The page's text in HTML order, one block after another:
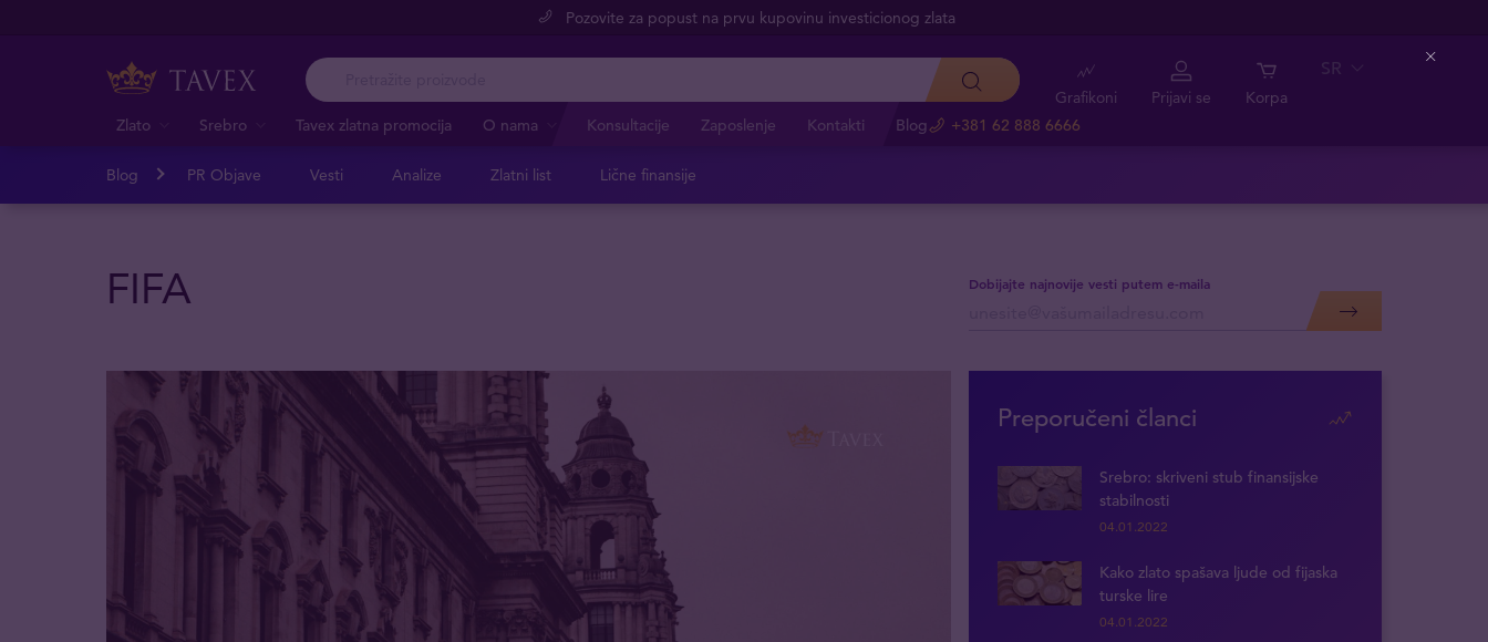
Pozovite za popust na prvu kupovinu investicionog zlata
Zlato Srebro Tavex zlatna promocija O nama Konsultacije Zaposlenje Kontakti Blog +381 62 888 6666
Grafikoni Prijavi se Korpa
SR
Blog PR Objave Vesti Analize Zlatni list Lične finansije
FIFA Dobijajte najnovije vesti putem e-maila
Preporučeni članci
Srebro: skriveni stub finansijske
stabilnosti
04.01.2022
Kako zlato spašava ljude od fijaska
turske lire
04.01.2022
Close